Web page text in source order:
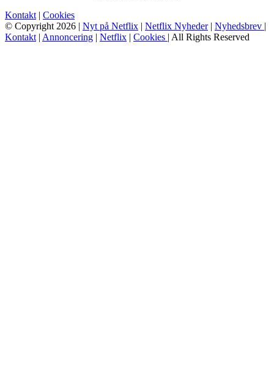
Kontakt | Cookies
© Copyright 2026 | Nyt på Netflix | Netflix Nyheder| Nyhedsbrev |
Kontakt | Annoncering | Netflix | Cookies | All Rights Reserved